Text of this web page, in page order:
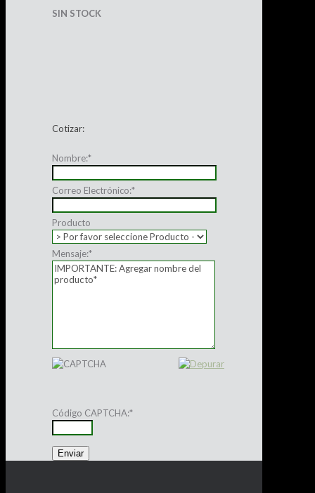
SIN STOCK
Cotizar:
Nombre:*
Correo Electrónico:*
Producto
Mensaje:*
Código CAPTCHA:*